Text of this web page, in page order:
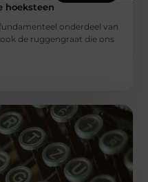
hoeksteen
onderdeel van
de ruggengraat die ons